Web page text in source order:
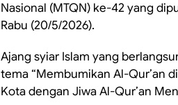
Nasional (MTQN) ke-42 yang
Rabu (20/5/2026).
Ajang syiar Islam yang
tema “Membumikan Al-Qur’an
Kota dengan Jiwa Al-Qur’an